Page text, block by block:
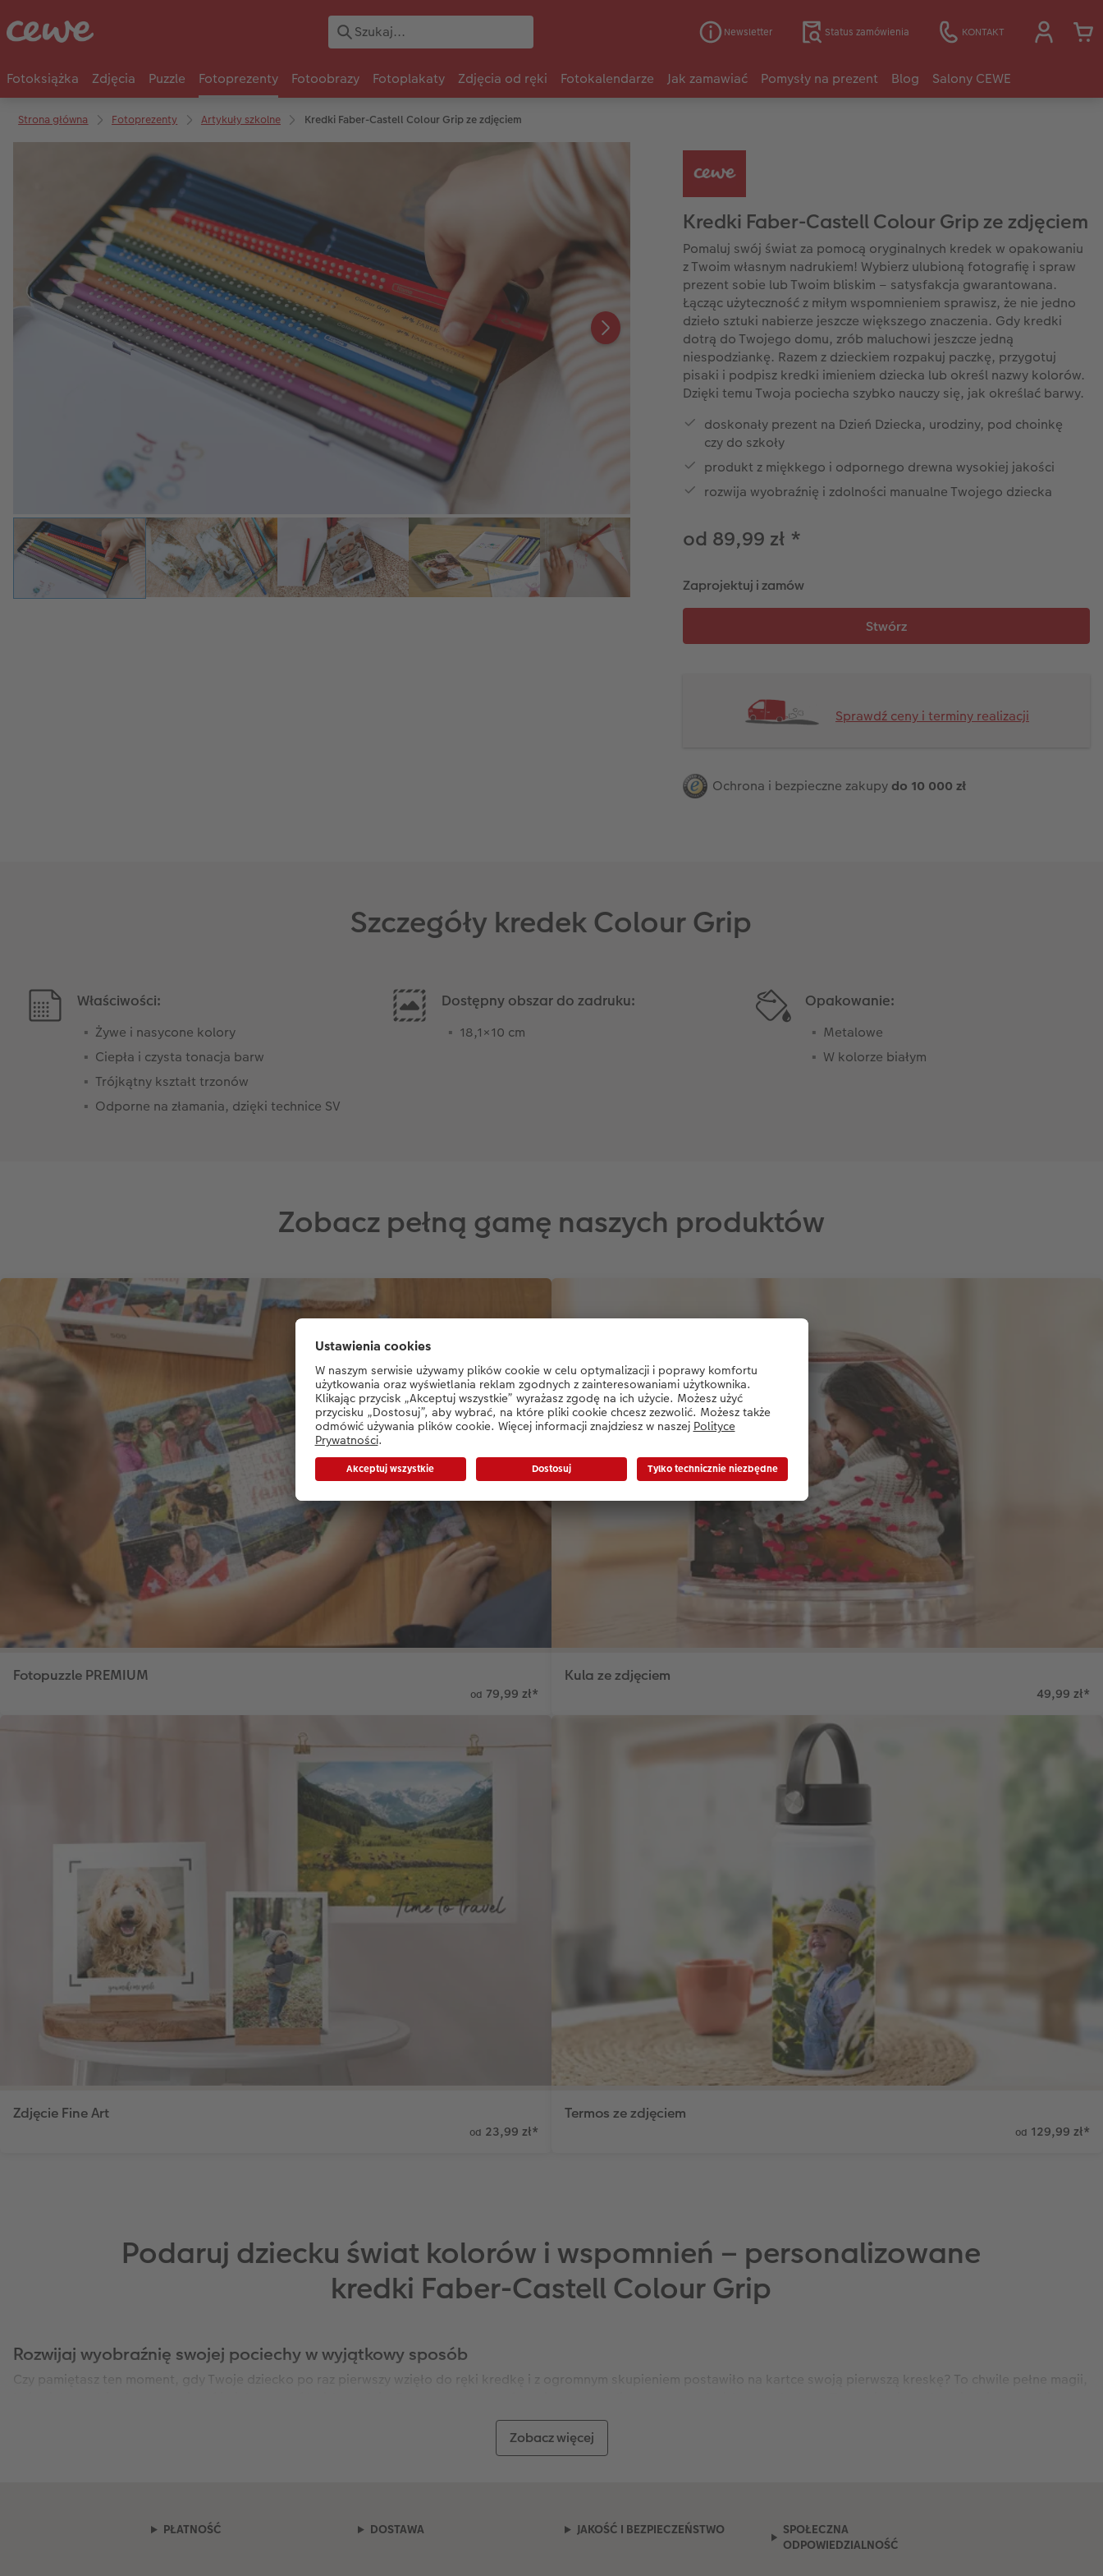
Newsletter Status zamówienia KONTAKT
Fotoksiążka Zdjęcia Puzzle Fotoprezenty Fotoobrazy Fotoplakaty Zdjęcia od ręki Fotokalendarze Jak zamawiać Pomysły na prezent Blog Salony CEWE
Strona główna Fotoprezenty Artykuły szkolne Kredki Faber-Castell Colour Grip ze zdjęciem
Kredki Faber-Castell Colour Grip ze zdjęciem
Pomaluj swój świat za pomocą oryginalnych kredek w opakowaniu
z Twoim własnym nadrukiem! Wybierz ulubioną fotografię i spraw
prezent sobie lub Twoim bliskim – satysfakcja gwarantowana.
Łącząc użyteczność z miłym wspomnieniem sprawisz, że nie jedno
dzieło sztuki nabierze jeszcze większego znaczenia. Gdy kredki
dotrą do Twojego domu, zrób maluchowi jeszcze jedną
niespodziankę. Razem z dzieckiem rozpakuj paczkę, przygotuj
pisaki i podpisz kredki imieniem dziecka lub określ nazwy kolorów.
Dzięki temu Twoja pociecha szybko nauczy się, jak określać barwy.
doskonały prezent na Dzień Dziecka, urodziny, pod choinkę
czy do szkoły
produkt z miękkego i odpornego drewna wysokiej jakości
rozwija wyobraźnię i zdolności manualne Twojego dziecka
od 89,99 zł *
Zaprojektuj i zamów
Sprawdź ceny i terminy realizacji
Ochrona i bezpieczne zakupy do 10 000 zł
Szczegóły kredek Colour Grip
Właściwości:
Żywe i nasycone kolory
Ciepła i czysta tonacja barw
Trójkątny kształt trzonów
Odporne na złamania, dzięki technice SV
Dostępny obszar do zadruku:
18,1×10 cm
Opakowanie:
Metalowe
W kolorze białym
Zobacz pełną gamę naszych produktów
Fotopuzzle PREMIUM
od 79,99 zł*
Kula ze zdjęciem
49,99 zł*
Zdjęcie Fine Art
od 23,99 zł*
Termos ze zdjęciem
od 129,99 zł*
Podaruj dziecku świat kolorów i wspomnień – personalizowane
kredki Faber-Castell Colour Grip
Rozwijaj wyobraźnię swojej pociechy w wyjątkowy sposób
Czy pamiętasz ten moment, gdy Twoje dziecko po raz pierwszy wzięło do ręki kredkę i z ogromnym skupieniem postawiło na kartce swoją pierwszą kreskę? To chwile pełne magii,
stajesz się mecenasem jego talentu. W CEWE wierzymy, że pasja do tworzenia zasługuje na najlepszą oprawę, dlatego proponujemy rozwiązanie, które łączy legendarną,
niemiecką jakość z osobistym, ciepłym przekazem. Personalizowane kredki Faber-Castell Colour Grip to nie tylko przybory do rysowania – to klucz do krainy dziecięcej fantazji,
rodziny, ukochanego pupila czy kadru z ostatnich wspólnych wakacji dodaje pewności siebie w każdej sytuacji.
Zobacz więcej
PŁATNOŚĆ DOSTAWA JAKOŚĆ I BEZPIECZEŃSTWO
SPOŁECZNA
ODPOWIEDZIALNOŚĆ